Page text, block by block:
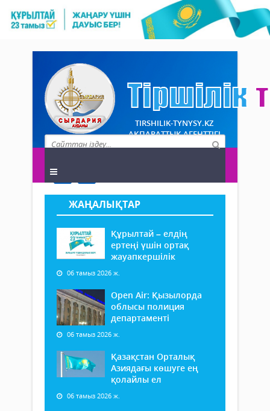
TIRSHILIK-TYNYSY.KZ
АҚПАРАТТЫҚ АГЕНТТІГІ
ЖАҢАЛЫҚТАР
Құрылтай – елдің
ертеңі үшін ортақ
жауапкершілік
06 тамыз 2026 ж.
Open Air: Қызылорда
облысы полиция
департаменті
06 тамыз 2026 ж.
Қазақстан Орталық
Азиядағы көшуге ең
қолайлы ел
06 тамыз 2026 ж.